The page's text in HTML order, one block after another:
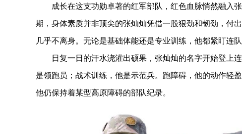
成长在这支功勋卓著的红军部队，红色血脉悄然融入
期，身体素质并非顶尖的张灿灿凭借一股狠劲和韧劲，付
几乎不离身。无论是基础体能还是专业训练，他都紧盯连队
日复一日的汗水浇灌出硕果，张灿灿的名字开始登上连
是领跑员；战术训练，他是示范兵。跑障碍，他的动作轻
他仍保持着某型高原障碍的部队纪录。